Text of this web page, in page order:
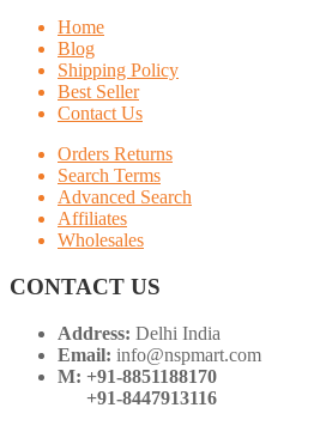
Home
Blog
Shipping Policy
Best Seller
Contact Us
Orders Returns
Search Terms
Advanced Search
Affiliates
Wholesales
CONTACT US
Address: Delhi India
Email: info@nspmart.com
M: +91-8851188170
+91-8447913116